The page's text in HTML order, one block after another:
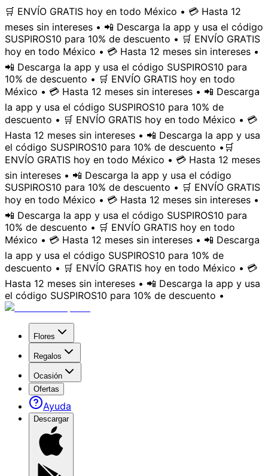
🛒 ENVÍO GRATIS hoy en todo México • 💳 Hasta 12
meses sin intereses • 📲 Descarga la app y usa el código
SUSPIROS10 para 10% de descuento • 🛒 ENVÍO GRATIS
hoy en todo México • 💳 Hasta 12 meses sin intereses •
📲 Descarga la app y usa el código SUSPIROS10 para
10% de descuento • 🛒 ENVÍO GRATIS hoy en todo
México • 💳 Hasta 12 meses sin intereses • 📲 Descarga
la app y usa el código SUSPIROS10 para 10% de
descuento • 🛒 ENVÍO GRATIS hoy en todo México • 💳
Hasta 12 meses sin intereses • 📲 Descarga la app y usa
el código SUSPIROS10 para 10% de descuento • 🛒
ENVÍO GRATIS hoy en todo México • 💳 Hasta 12 meses
sin intereses • 📲 Descarga la app y usa el código
SUSPIROS10 para 10% de descuento • 🛒 ENVÍO GRATIS
hoy en todo México • 💳 Hasta 12 meses sin intereses •
📲 Descarga la app y usa el código SUSPIROS10 para
10% de descuento • 🛒 ENVÍO GRATIS hoy en todo
México • 💳 Hasta 12 meses sin intereses • 📲 Descarga
la app y usa el código SUSPIROS10 para 10% de
descuento • 🛒 ENVÍO GRATIS hoy en todo México • 💳
Hasta 12 meses sin intereses • 📲 Descarga la app y usa
el código SUSPIROS10 para 10% de descuento •
Flores
Regalos
Ocasión
Ofertas
Ayuda
Descargar